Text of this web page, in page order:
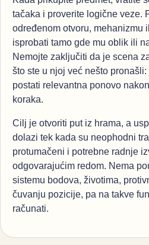
tačaka i proverite logične veze.
određenom otvoru, mehanizmu
isprobati tamo gde mu oblik ili
Nemojte zaključiti da je scena
što ste u njoj već nešto
postati relevantna ponovo
koraka.
Cilj je otvoriti put iz hrama, a
dolazi tek kada su neophodni
protumačeni i potrebne radnje
odgovarajućim redom. Nema
sistemu bodova, životima,
čuvanju pozicije, pa na takve
računati.